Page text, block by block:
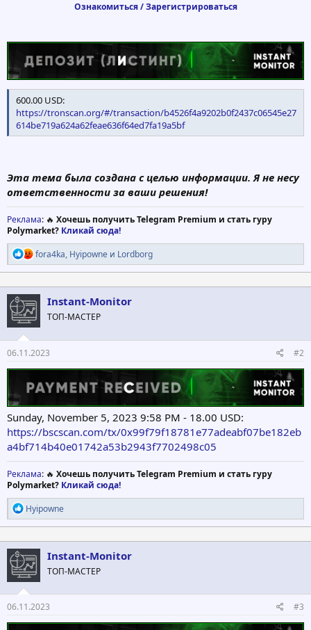
Ознакомиться / Зарегистрироваться
600.00 USD:
https://tronscan.org/#/transaction/b4526f4a9202b0f2437c06545e27
614be719a624a62feae636f64ed7fa19a5bf
Эта тема была создана с целью информации. Я не несу
ответственности за ваши решения!
Реклама: 🔥 Хочешь получить Telegram Premium и стать гуру
Polymarket? Кликай сюда!
Р
е
а
к
ц
и
и
:
fora4ka, Hyipowne и Lordborg
Instant-Monitor
ТОП-МАСТЕР
06.11.2023 #2
Sunday, November 5, 2023 9:58 PM - 18.00 USD:
https://bscscan.com/tx/0x99f79f18781e77adeabf07be182eb
a4bf714b40e01742a53b2943f7702498c05
Реклама: 🔥 Хочешь получить Telegram Premium и стать гуру
Polymarket? Кликай сюда!
Р
е
а
к
ц
и
и
:
Hyipowne
Instant-Monitor
ТОП-МАСТЕР
06.11.2023 #3